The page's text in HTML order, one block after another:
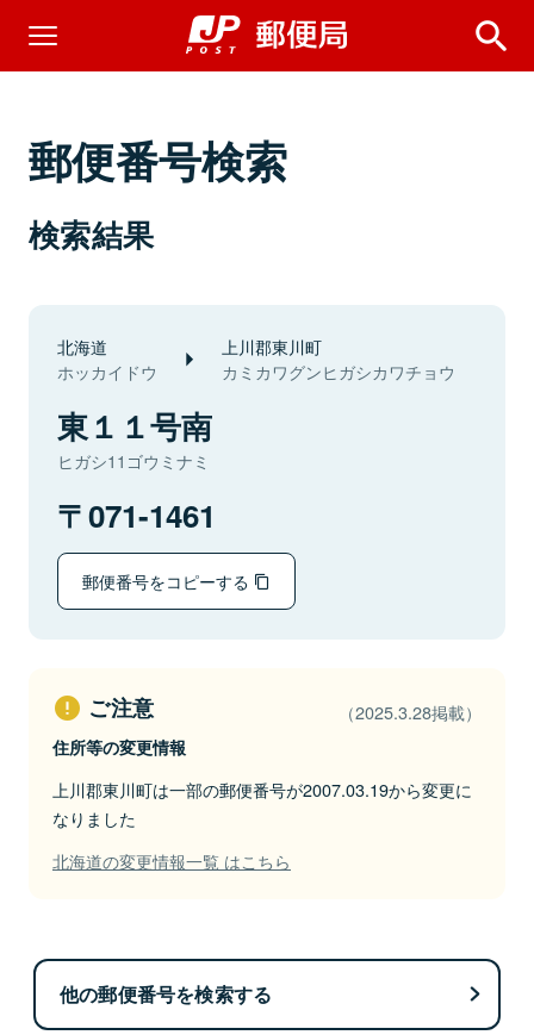
郵便番号検索
検索結果
北海道
ホッカイドウ
上川郡東川町
カミカワグンヒガシカワチョウ
東１１号南
ヒガシ11ゴウミナミ
071-1461
郵便番号をコピーする
ご注意 （2025.3.28掲載）
住所等の変更情報
上川郡東川町は一部の郵便番号が2007.03.19から変更に
なりました
北海道の変更情報一覧 はこちら
他の郵便番号を検索する